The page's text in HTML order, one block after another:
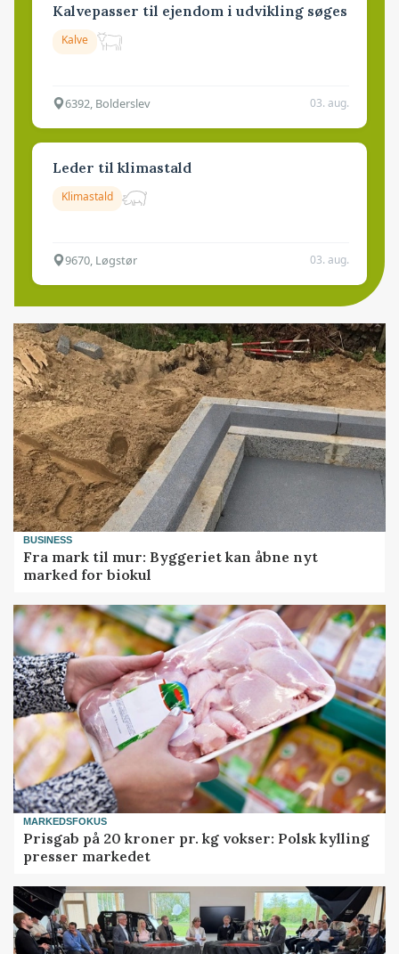
Kalvepasser til ejendom i udvikling søges
Kalve
6392, Bolderslev 03. aug.
Leder til klimastald
Klimastald
9670, Løgstør 03. aug.
BUSINESS
Fra mark til mur: Byggeriet kan åbne nyt
marked for biokul
MARKEDSFOKUS
Prisgab på 20 kroner pr. kg vokser: Polsk kylling
presser markedet